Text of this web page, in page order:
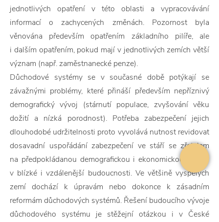
jednotlivých opatření v této oblasti a vypracovávání
informací o zachycených změnách. Pozornost byla
věnována především opatřením základního pilíře, ale
i dalším opatřením, pokud mají v jednotlivých zemích větší
význam (např. zaměstnanecké penze).
Důchodové systémy se v současné době potýkají se
závažnými problémy, které přináší především nepříznivý
demografický vývoj (stárnutí populace, zvyšování věku
dožití a nízká porodnost). Potřeba zabezpečení jejich
dlouhodobé udržitelnosti proto vyvolává nutnost revidovat
dosavadní uspořádání zabezpečení ve stáří se zřetelem
na předpokládanou demografickou i ekonomickou situaci
v blízké i vzdálenější budoucnosti. Ve většině vyspělých
zemí dochází k úpravám nebo dokonce k zásadním
reformám důchodových systémů. Řešení budoucího vývoje
důchodového systému je stěžejní otázkou i v České